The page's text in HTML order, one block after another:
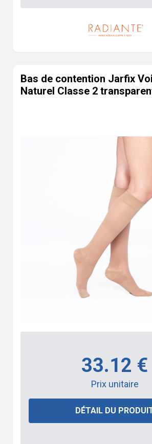
Bas de contention Jarfix
Naturel Classe 2
33.12 €
Prix unitaire
DÉTAIL DU